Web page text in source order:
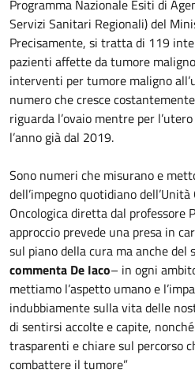
Programma Nazionale Esiti di
Servizi Sanitari Regionali) del
Precisamente, si tratta di 119
pazienti affette da tumore
interventi per tumore maligno
numero che cresce
riguarda l’ovaio mentre per
l’anno già dal 2019.
Sono numeri che misurano e
dell’impegno quotidiano
Oncologica diretta dal professore
approccio prevede una presa in
sul piano della cura ma anche del
commenta De Iaco– in ogni
mettiamo l’aspetto umano e
indubbiamente sulla vita delle
di sentirsi accolte e capite,
trasparenti e chiare sul percorso
combattere il tumore”